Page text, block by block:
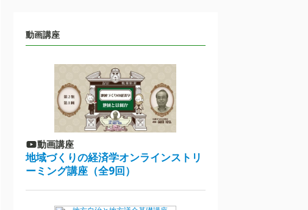
動画講座
動画講座
地域づくりの経済学オンラインストリ
ーミング講座（全9回）